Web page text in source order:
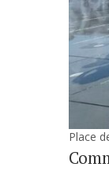
Place